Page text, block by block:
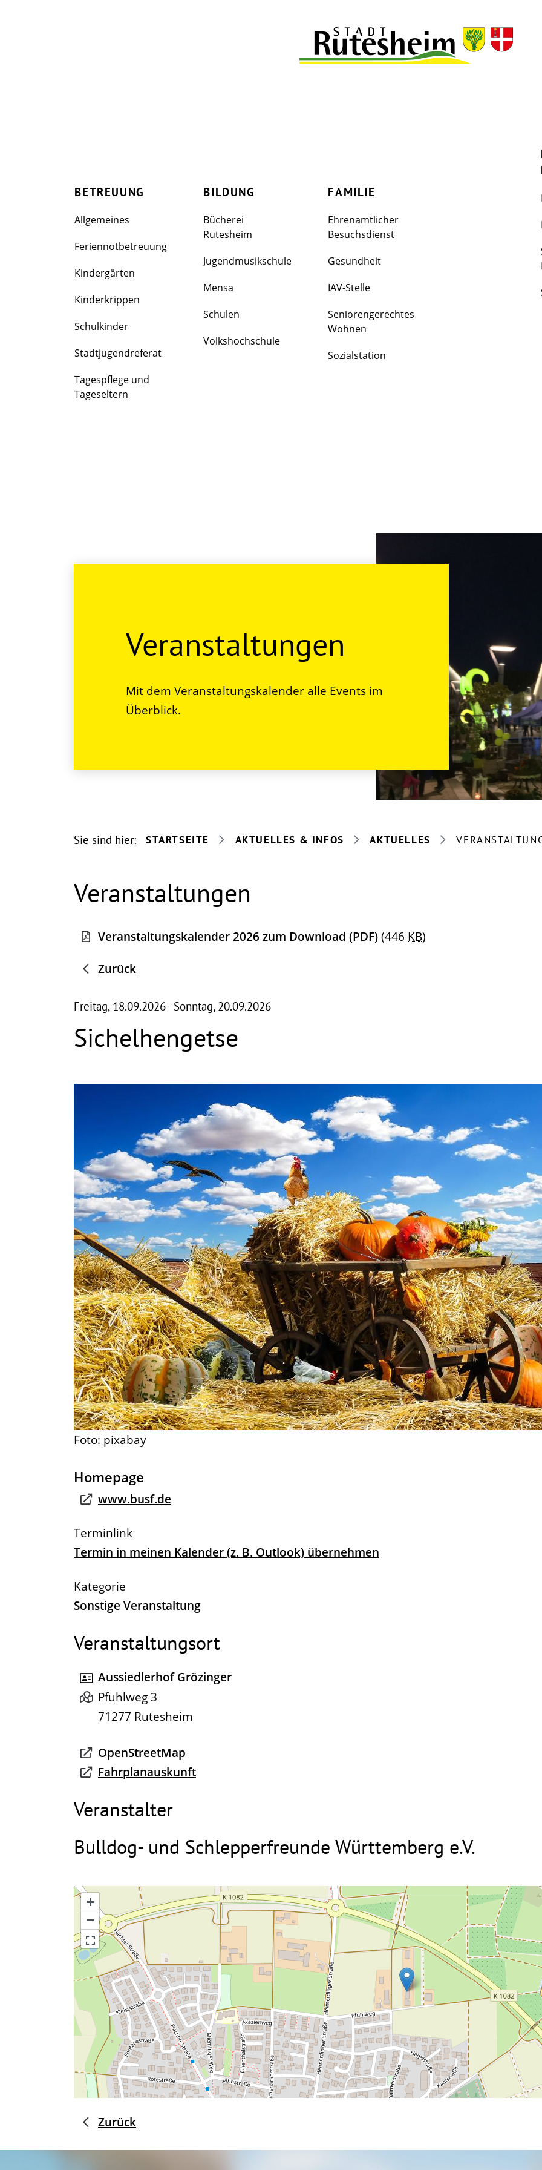
FAMILIE
BILDUNG
BETREUUNG
Allgemeines
Feriennotbetreuung
Kindergärten
Kinderkrippen
Schulkinder
Stadtjugendreferat
Tagespflege und
Tageseltern
BILDUNG
Bücherei
Rutesheim
Jugendmusikschule
Mensa
Schulen
Volkshochschule
FAMILIE
Ehrenamtlicher
Besuchsdienst
Gesundheit
IAV-Stelle
Seniorengerechtes
Wohnen
Sozialstation
Veranstaltungen
Mit dem Veranstaltungskalender alle Events im
Überblick.
Sie sind hier: STARTSEITE AKTUELLES & INFOS AKTUELLES
Veranstaltungen
Veranstaltungskalender 2026 zum Download (PDF)(446 KB)
Zurück
Freitag, 18.09.2026- Sonntag, 20.09.2026
Sichelhengetse
Foto: pixabay
Homepage
www.busf.de
Termin in meinen Kalender (z. B. Outlook) übernehmen
Sonstige Veranstaltung
Veranstaltungsort
Aussiedlerhof Grözinger
Pfuhlweg 3
71277 Rutesheim
OpenStreetMap
Fahrplanauskunft
Veranstalter
Bulldog- und Schlepperfreunde Württemberg e.V.
+
−
Zurück